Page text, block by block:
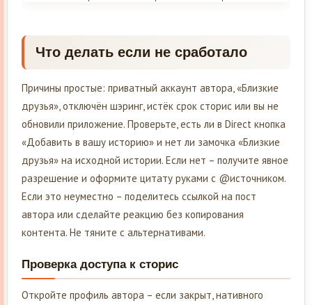
Что делать если не сработало
Причины простые: приватный аккаунт автора, «Близкие
друзья», отключён шэринг, истёк срок сторис или вы не
обновили приложение. Проверьте, есть ли в Direct кнопка
«Добавить в вашу историю» и нет ли замочка «Близкие
друзья» на исходной истории. Если нет – получите явное
разрешение и оформите цитату руками с @источником.
Если это неуместно – поделитесь ссылкой на пост
автора или сделайте реакцию без копирования
контента. Не тяните с альтернативами.
Проверка доступа к сторис
Откройте профиль автора – если закрыт, нативного